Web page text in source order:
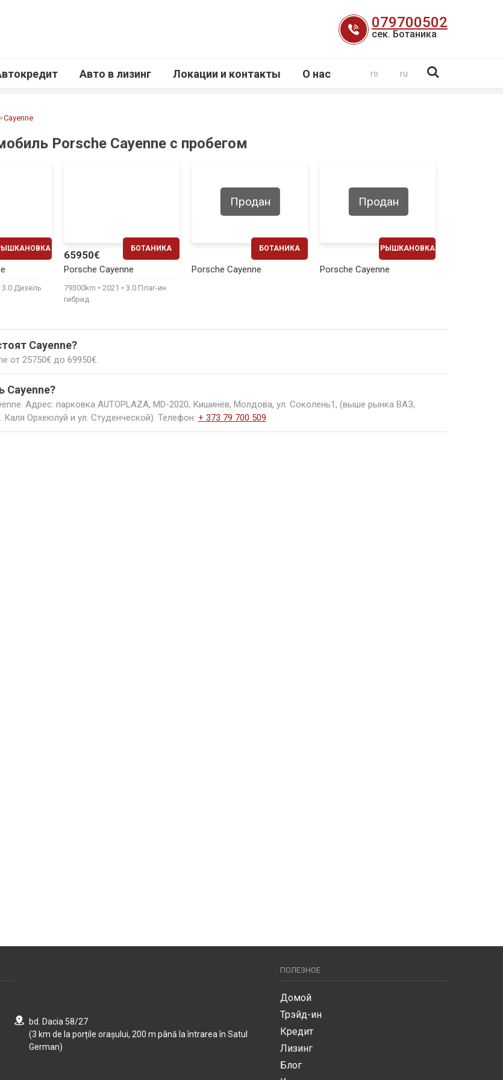
079700502
сек. Ботаника
Авто в лизинг Локации и контакты О нас ro ru
Cayenne
Porsche Cayenne с пробегом
3.0 Дизель
БОТАНИКА
65950€
Porsche Cayenne
79300km 2021
3.0 Плаг-ин
гибрид
БОТАНИКА
Продан
Porsche Cayenne
РЫШКАНОВКА
Продан
Porsche Cayenne
Cayenne?
от 25750€ до 69950€.
Cayenne?
Адрес: парковка AUTOPLAZA, MD-2020, Кишинёв, Молдова, ул. Соколень1, (выше рынка ВАЗ,
Каля Орхеюлуй и ул. Студенческой). Телефон: + 373 79 700 509
bd. Dacia 58/27
(3 km de la porțile orașului, 200 m până la întrarea în Satul
German)
ПОЛЕЗНОЕ
Домой
Трэйд-ин
Кредит
Лизинг
Блог